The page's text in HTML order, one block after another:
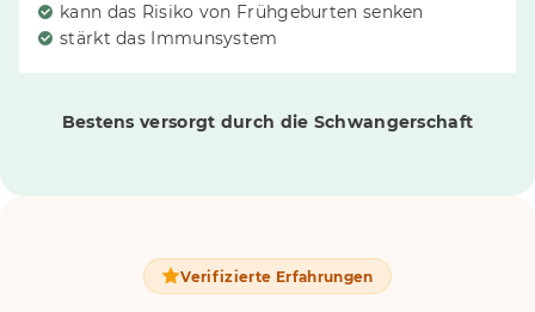
kann das Risiko von Frühgeburten senken
stärkt das Immunsystem
Bestens versorgt durch die Schwangerschaft
Verifizierte Erfahrungen